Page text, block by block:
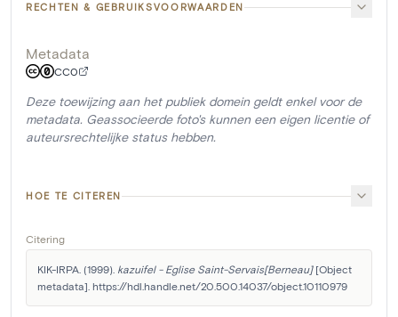
RECHTEN & GEBRUIKSVOORWAARDEN
Metadata
CC0
Deze toewijzing aan het publiek domein geldt enkel voor de
metadata. Geassocieerde foto's kunnen een eigen licentie of
auteursrechtelijke status hebben.
HOE TE CITEREN
Citering
KIK-IRPA. (1999). kazuifel - Eglise Saint-Servais[Berneau] [Object
metadata]. https://hdl.handle.net/20.500.14037/object.10110979